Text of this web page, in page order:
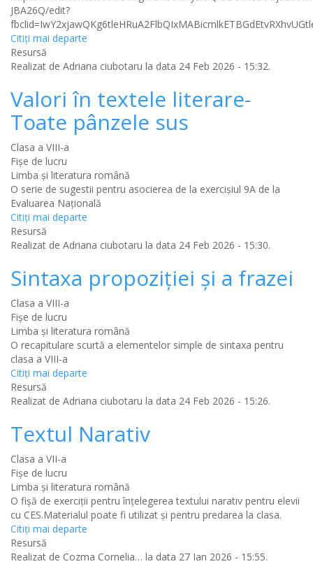
JBA26Q/edit?
Citiţi mai departe
Resursă
Realizat de Adriana ciubotaru la data 24 Feb 2026 - 15:32.
Valori în textele literare-
Toate pânzele sus
Clasa a VIII-a
Fișe de lucru
Limba şi literatura română
O serie de sugestii pentru asocierea de la exercişiul 9A de la
Evaluarea Naţională
Citiţi mai departe
Resursă
Realizat de Adriana ciubotaru la data 24 Feb 2026 - 15:30.
Sintaxa propoziţiei şi a frazei
Clasa a VIII-a
Fișe de lucru
Limba şi literatura română
O recapitulare scurtă a elementelor simple de sintaxa pentru
clasa a VIII-a
Citiţi mai departe
Resursă
Realizat de Adriana ciubotaru la data 24 Feb 2026 - 15:26.
Textul Narativ
Clasa a VII-a
Fișe de lucru
Limba şi literatura română
O fişă de exerciţii pentru înţelegerea textului narativ pentru elevii
cu CES.Materialul poate fi utilizat şi pentru predarea la clasa.
Citiţi mai departe
Resursă
Realizat de Cozma Cornelia… la data 27 Ian 2026 - 15:55.